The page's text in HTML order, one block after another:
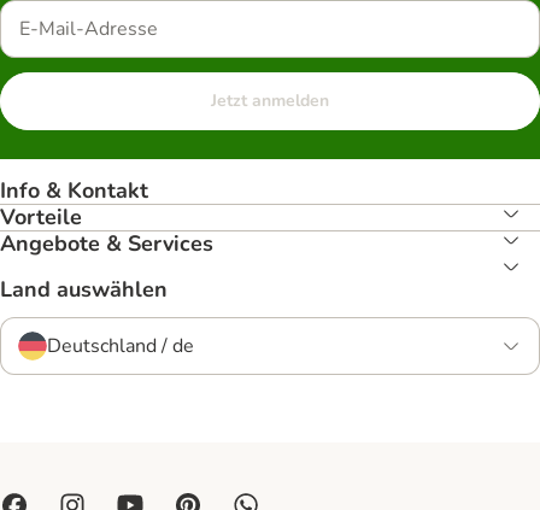
Jetzt anmelden
Info & Kontakt
Vorteile
Angebote & Services
Land auswählen
Deutschland / de